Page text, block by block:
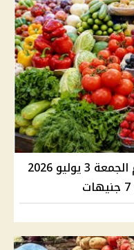
أسعار الخضروات والفاكهة اليوم الجمعة 3 يوليو 2026